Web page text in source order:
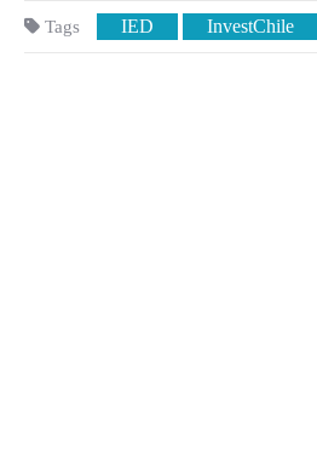
Tags IED InvestChile